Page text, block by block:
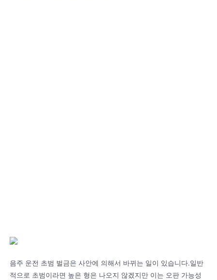
음주 운전 초범 벌금은 사안에 의해서 바뀌는 일이 있습니다.일반
적으로 초범이라면 높은 형은 나오지 않겠지만 이는 오판 가능성